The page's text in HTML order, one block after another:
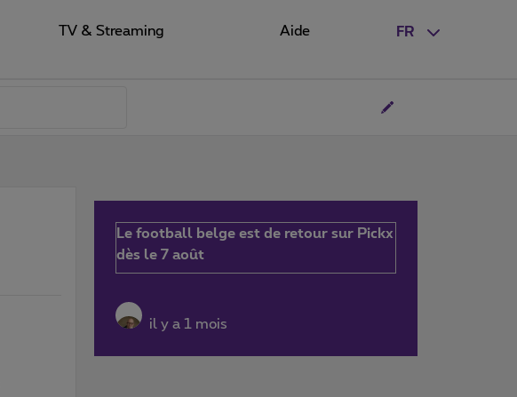
FR
TV & Streaming Aide
Le football belge est de retour sur Pickx
dès le 7 août
il y a 1 mois